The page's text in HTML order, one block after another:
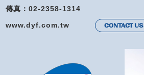
傳真：02-2358-1314
www.dyf.com.tw
CONTACT US